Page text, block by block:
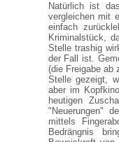
Natürlich ist
vergleichen mit
einfach
Kriminalstück,
Stelle trashig
der Fall ist.
(die Freigabe ab
Stelle gezeigt,
aber im
heutigen
"Neuerungen"
mittels
Bedrängnis